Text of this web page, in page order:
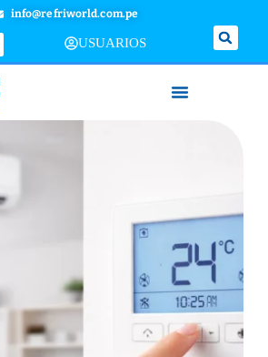
info@refriworld.com.pe
USUARIOS